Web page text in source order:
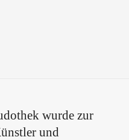
wurde zur
und